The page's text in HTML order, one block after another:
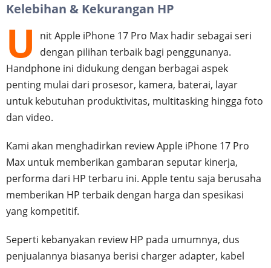
Kelebihan & Kekurangan HP
U
nit Apple iPhone 17 Pro Max hadir sebagai seri
dengan pilihan terbaik bagi penggunanya.
Handphone ini didukung dengan berbagai aspek
penting mulai dari prosesor, kamera, baterai, layar
untuk kebutuhan produktivitas, multitasking hingga foto
dan video.
Kami akan menghadirkan review Apple iPhone 17 Pro
Max untuk memberikan gambaran seputar kinerja,
performa dari HP terbaru ini. Apple tentu saja berusaha
memberikan HP terbaik dengan harga dan spesikasi
yang kompetitif.
Seperti kebanyakan review HP pada umumnya, dus
penjualannya biasanya berisi charger adapter, kabel